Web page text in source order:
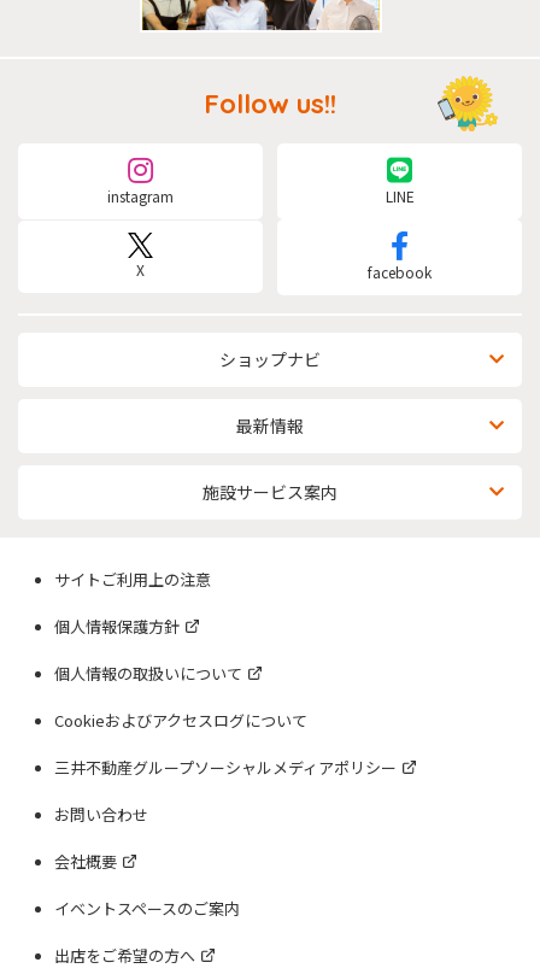
ショップナビ
最新情報
施設サービス案内
Follow us!!
instagram LINE
X facebook
サイトご利用上の注意
個人情報保護方針
個人情報の取扱いについて
Cookieおよびアクセスログについて
三井不動産グループソーシャルメディアポリシー
お問い合わせ
会社概要
イベントスペースのご案内
出店をご希望の方へ